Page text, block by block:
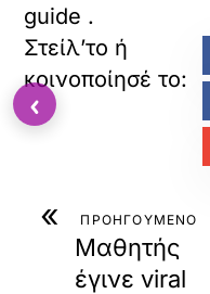
guide .
« ΠΡΟΗΓΟΥΜΕΝΟ
Μαθητής
έγινε viral
‹